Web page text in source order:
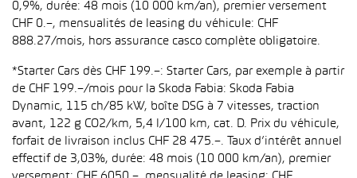
0,9%, durée: 48 mois (10 000 km/an), premier versement
CHF 0.–, mensualités de leasing du véhicule: CHF
888.27/mois, hors assurance casco complète obligatoire.
*Starter Cars dès CHF 199.–: Starter Cars, par exemple à partir
de CHF 199.–/mois pour la Skoda Fabia: Skoda Fabia
Dynamic, 115 ch/85 kW, boîte DSG à 7 vitesses, traction
avant, 122 g CO2/km, 5,4 l/100 km, cat. D. Prix du véhicule,
forfait de livraison inclus CHF 28 475.–. Taux d’intérêt annuel
effectif de 3,03%, durée: 48 mois (10 000 km/an), premier